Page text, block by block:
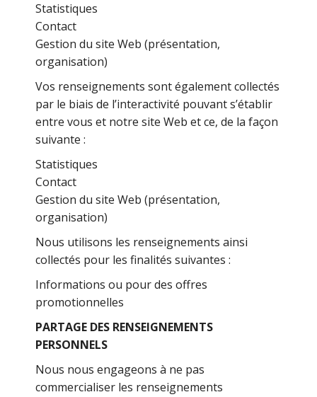
Statistiques
Contact
Gestion du site Web (présentation,
organisation)
Vos renseignements sont également collectés
par le biais de l’interactivité pouvant s’établir
entre vous et notre site Web et ce, de la façon
suivante :
Statistiques
Contact
Gestion du site Web (présentation,
organisation)
Nous utilisons les renseignements ainsi
collectés pour les finalités suivantes :
Informations ou pour des offres
promotionnelles
PARTAGE DES RENSEIGNEMENTS
PERSONNELS
Nous nous engageons à ne pas
commercialiser les renseignements